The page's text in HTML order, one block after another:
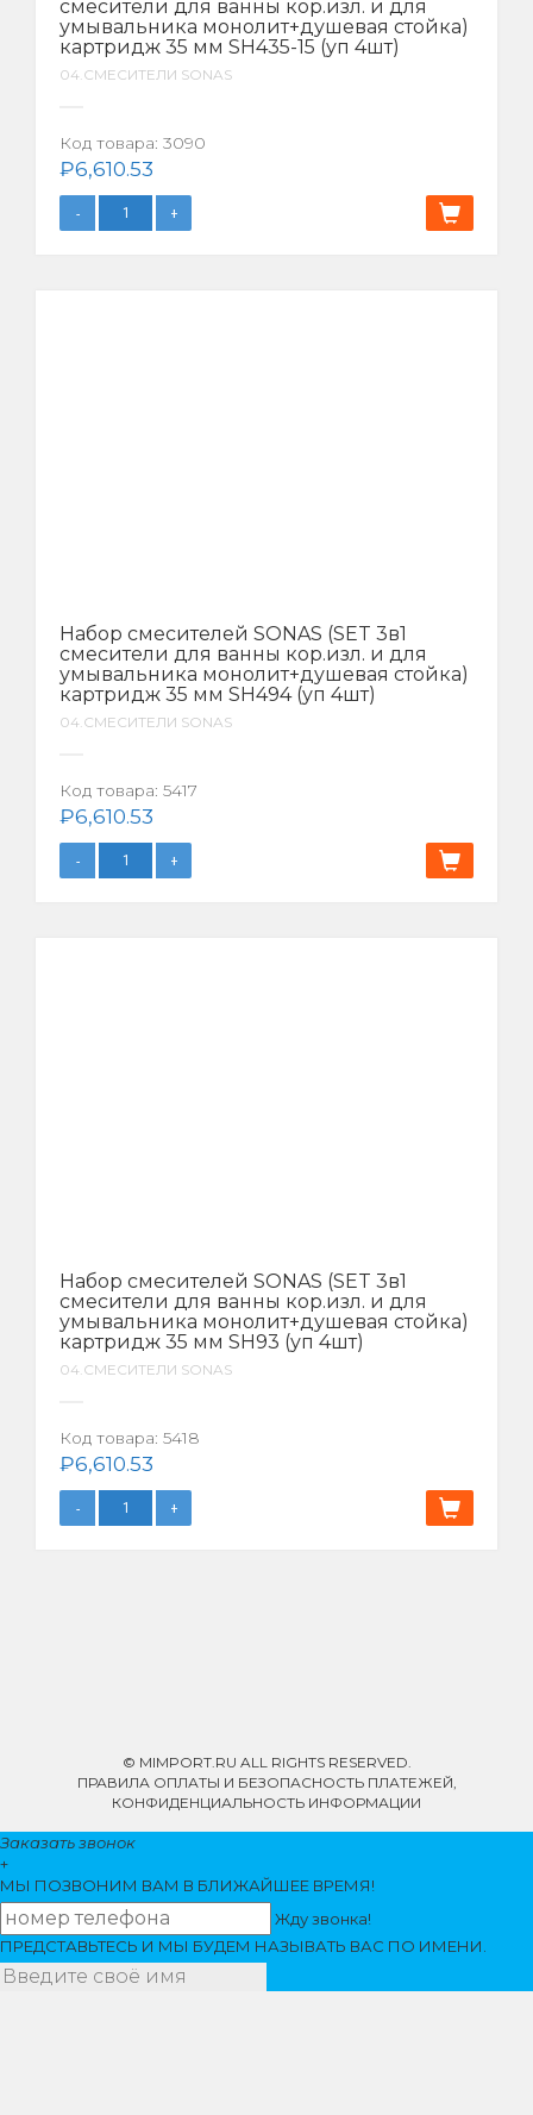
смесители для ванны кор.изл. и для
умывальника монолит+душевая стойка)
картридж 35 мм SH435-15 (уп 4шт)
04.СМЕСИТЕЛИ SONAS
Код товара: 3090
₽6,610.53
Набор смесителей SONAS (SET 3в1
смесители для ванны кор.изл. и для
умывальника монолит+душевая стойка)
картридж 35 мм SH494 (уп 4шт)
04.СМЕСИТЕЛИ SONAS
Код товара: 5417
₽6,610.53
Набор смесителей SONAS (SET 3в1
смесители для ванны кор.изл. и для
умывальника монолит+душевая стойка)
картридж 35 мм SH93 (уп 4шт)
04.СМЕСИТЕЛИ SONAS
Код товара: 5418
₽6,610.53
© MIMPORT.RU ALL RIGHTS RESERVED.
ПРАВИЛА ОПЛАТЫ И БЕЗОПАСНОСТЬ ПЛАТЕЖЕЙ,
КОНФИДЕНЦИАЛЬНОСТЬ ИНФОРМАЦИИ
Заказать звонок
+
МЫ ПОЗВОНИМ ВАМ В БЛИЖАЙШЕЕ ВРЕМЯ!
Жду звонка!
ПРЕДСТАВЬТЕСЬ И МЫ БУДЕМ НАЗЫВАТЬ ВАС ПО ИМЕНИ.